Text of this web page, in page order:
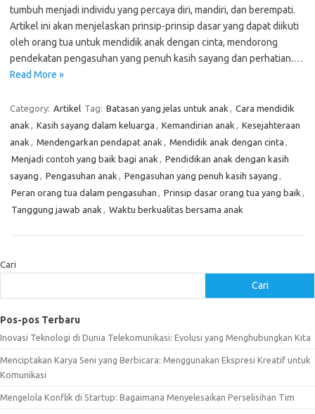
tumbuh menjadi individu yang percaya diri, mandiri, dan berempati.
Artikel ini akan menjelaskan prinsip-prinsip dasar yang dapat diikuti
oleh orang tua untuk mendidik anak dengan cinta, mendorong
pendekatan pengasuhan yang penuh kasih sayang dan perhatian.…
Read More »
Category: Artikel Tag: Batasan yang jelas untuk anak , Cara mendidik
anak , Kasih sayang dalam keluarga , Kemandirian anak , Kesejahteraan
anak , Mendengarkan pendapat anak , Mendidik anak dengan cinta ,
Menjadi contoh yang baik bagi anak , Pendidikan anak dengan kasih
sayang , Pengasuhan anak , Pengasuhan yang penuh kasih sayang ,
Peran orang tua dalam pengasuhan , Prinsip dasar orang tua yang baik ,
Tanggung jawab anak , Waktu berkualitas bersama anak
Cari
Cari
Pos-pos Terbaru
Inovasi Teknologi di Dunia Telekomunikasi: Evolusi yang Menghubungkan Kita
Menciptakan Karya Seni yang Berbicara: Menggunakan Ekspresi Kreatif untuk
Komunikasi
Mengelola Konflik di Startup: Bagaimana Menyelesaikan Perselisihan Tim